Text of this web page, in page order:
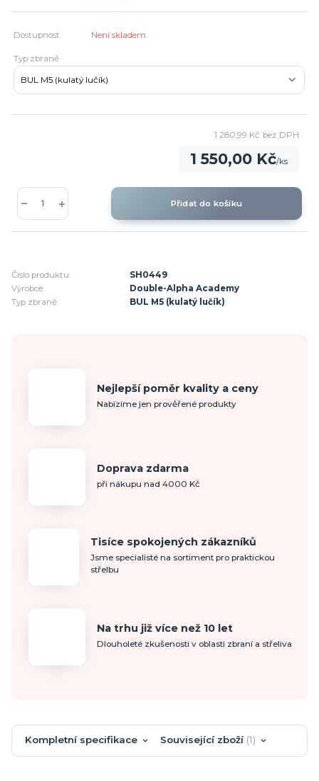
Dostupnost Není skladem
Typ zbraně
1 550,00 Kč/ks
1 280,99 Kč bez DPH
Přidat do košíku
Číslo produktu:
SH0449
Výrobce:
Double-Alpha Academy
Typ zbraně:
BUL M5 (kulatý lučík)
Nejlepší poměr kvality a ceny
Nabízíme jen prověřené produkty
Doprava zdarma
při nákupu nad 4000 Kč
Tisíce spokojených zákazníků
Jsme specialisté na sortiment pro praktickou
střelbu
Na trhu již více než 10 let
Dlouholeté zkušenosti v oblasti zbraní a střeliva
Kompletní specifikace Související zboží 1